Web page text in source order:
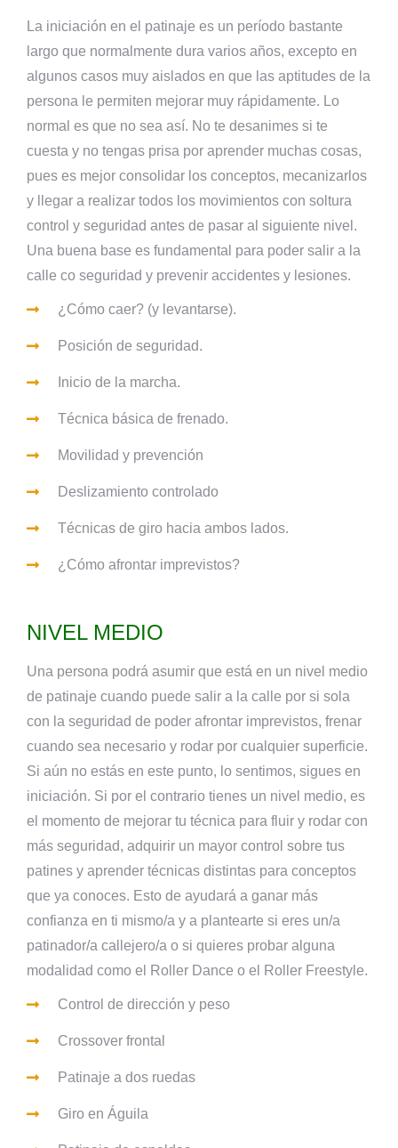
La iniciación en el patinaje es un período bastante
largo que normalmente dura varios años, excepto en
algunos casos muy aislados en que las aptitudes de la
persona le permiten mejorar muy rápidamente. Lo
normal es que no sea así. No te desanimes si te
cuesta y no tengas prisa por aprender muchas cosas,
pues es mejor consolidar los conceptos, mecanizarlos
y llegar a realizar todos los movimientos con soltura
control y seguridad antes de pasar al siguiente nivel.
Una buena base es fundamental para poder salir a la
calle co seguridad y prevenir accidentes y lesiones.
¿Cómo caer? (y levantarse).
Posición de seguridad.
Inicio de la marcha.
Técnica básica de frenado.
Movilidad y prevención
Deslizamiento controlado
Técnicas de giro hacia ambos lados.
¿Cómo afrontar imprevistos?
NIVEL MEDIO
Una persona podrá asumir que está en un nivel medio
de patinaje cuando puede salir a la calle por si sola
con la seguridad de poder afrontar imprevistos, frenar
cuando sea necesario y rodar por cualquier superficie.
Si aún no estás en este punto, lo sentimos, sigues en
iniciación. Si por el contrario tienes un nivel medio, es
el momento de mejorar tu técnica para fluir y rodar con
más seguridad, adquirir un mayor control sobre tus
patines y aprender técnicas distintas para conceptos
que ya conoces. Esto de ayudará a ganar más
confianza en ti mismo/a y a plantearte si eres un/a
patinador/a callejero/a o si quieres probar alguna
modalidad como el Roller Dance o el Roller Freestyle.
Control de dirección y peso
Crossover frontal
Patinaje a dos ruedas
Giro en Águila